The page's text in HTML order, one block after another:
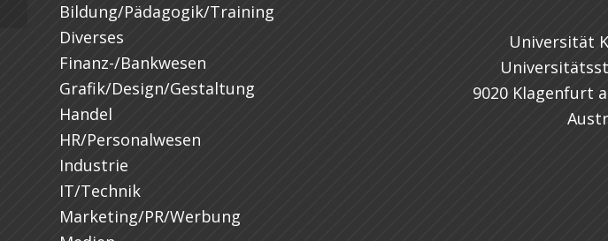
Bildung/Pädagogik/Training
Diverses
Finanz-/Bankwesen
Grafik/Design/Gestaltung
Handel
HR/Personalwesen
Industrie
IT/Technik
Marketing/PR/Werbung
Universität
9020 Klagenfurt